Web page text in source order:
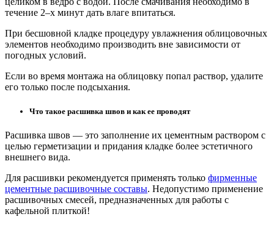
течение 2–х минут дать влаге впитаться.
При бесшовной кладке процедуру увлажнения облицовочных
элементов необходимо производить вне зависимости от
погодных условий.
Если во время монтажа на облицовку попал раствор, удалите
его только после подсыхания.
Что такое расшивка швов и как ее проводят
Расшивка швов — это заполнение их цементным раствором с
целью герметизации и придания кладке более эстетичного
внешнего вида.
Для расшивки рекомендуется применять только фирменные
цементные расшивочные составы. Недопустимо применение
расшивочных смесей, предназначенных для работы с
кафельной плиткой!